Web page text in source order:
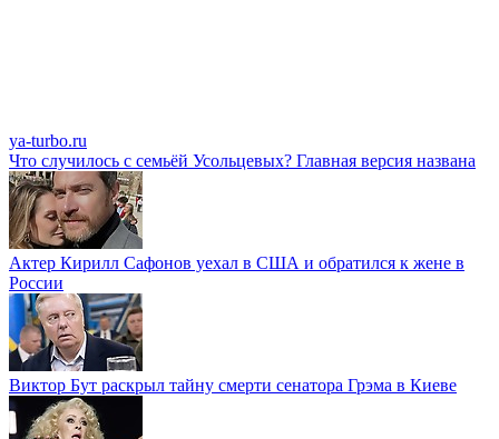
ya-turbo.ru
Что случилось с семьёй Усольцевых? Главная версия названа
Актер Кирилл Сафонов уехал в США и обратился к жене в
России
Виктор Бут раскрыл тайну смерти сенатора Грэма в Киеве